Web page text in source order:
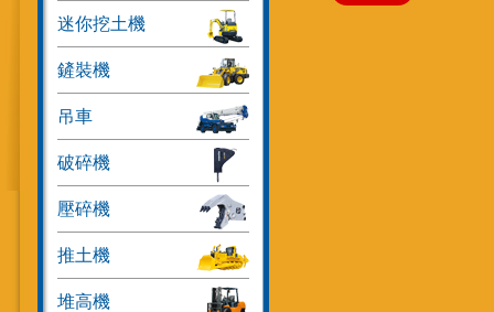
迷你挖土機
鏟裝機
吊車
破碎機
壓碎機
推土機
堆高機